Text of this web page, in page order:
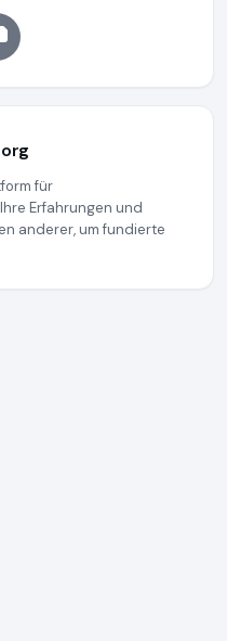
für
Erfahrungen und
anderer, um fundierte